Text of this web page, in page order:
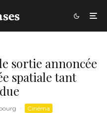
sortie annoncée
spatiale tant
· Cinéma